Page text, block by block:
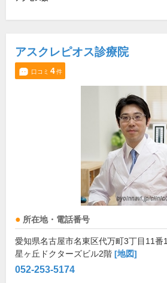
アスクレピオス診療院
口コミ 4件
所在地・電話番号
愛知県名古屋市名東区代万町3丁目11番1
星ヶ丘ドクターズビル2階 [地図]
052-253-5174